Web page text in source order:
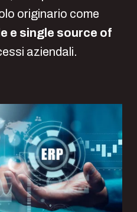
originario come
e single source of
aziendali.